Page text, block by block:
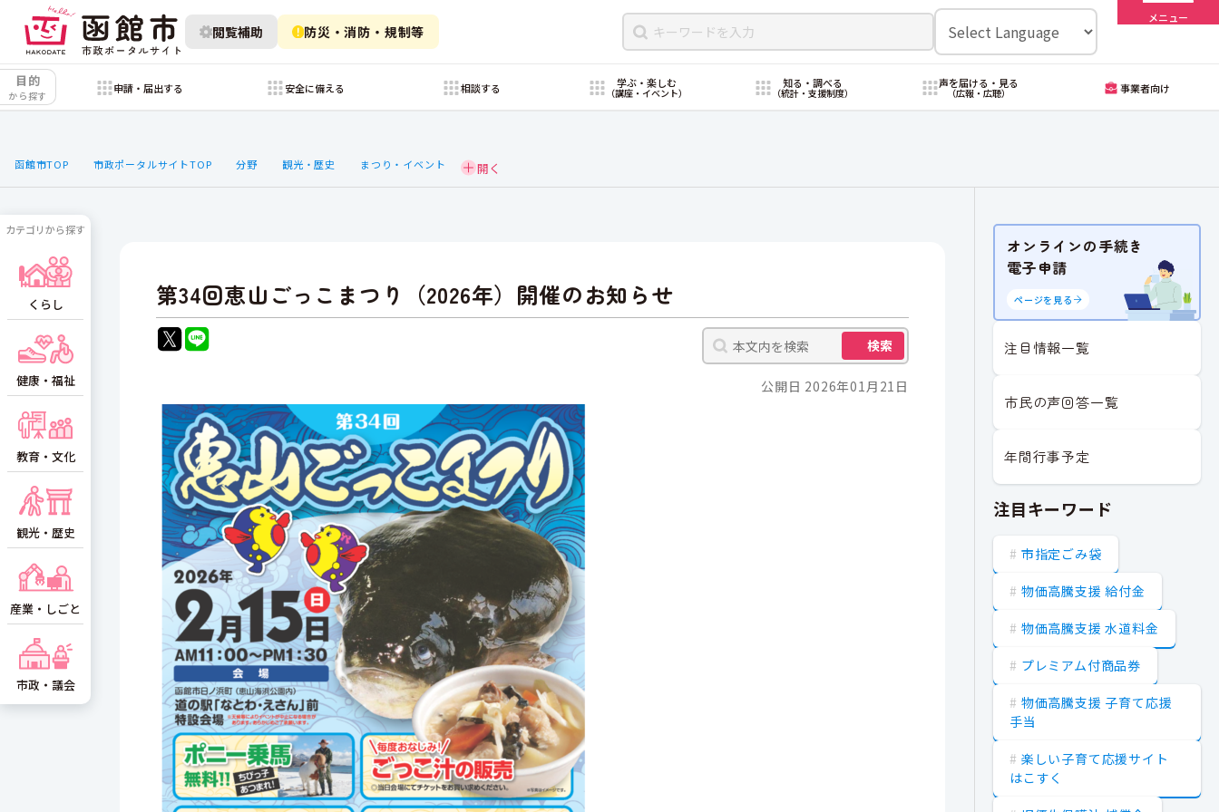
閲覧補助 防災・消防・規制等
メニュー
目的
から探す
申請・届出する 安全に備える 相談する 学ぶ・楽しむ
（講座・イベント）
知る・調べる
（統計・支援制度）
声を届ける・見る
（広報・広聴） 事業者向け
函館市TOP 市政ポータルサイトTOP 分野 観光・歴史 まつり・イベント
第34回恵山ごっこまつり（2026年）開催のお知らせ
検索
公開日 2026年01月21日
カテゴリから探す
くらし
健康・福祉
教育・文化
観光・歴史
産業・しごと
市政・議会
オンラインの手続き
電子申請
ページを見る
注目情報一覧
市民の声回答一覧
年間行事予定
注目キーワード
市指定ごみ袋
物価高騰支援 給付金
物価高騰支援 水道料金
プレミアム付商品券
物価高騰支援 子育て応援
手当
楽しい子育て応援サイト
はこすく